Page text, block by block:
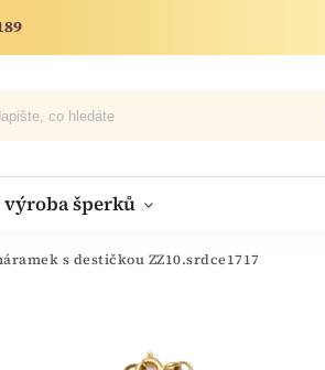
výroba šperků
s destičkou ZZ10.srdce1717